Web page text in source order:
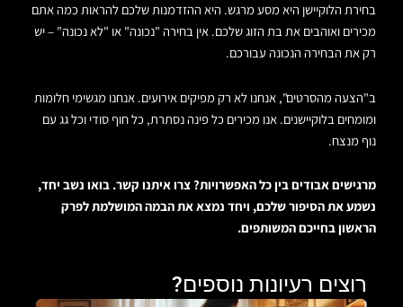
בחירת הלוקיישן היא מסע מרגש. היא ההזדמנות שלכם להראות כמה אתם
מכירים ואוהבים את בת הזוג שלכם. אין בחירה "נכונה" או "לא נכונה" – יש
רק את הבחירה הנכונה עבורכם.
ב"הצעה מהסרטים", אנחנו לא רק מפיקים אירועים. אנחנו מגשימי חלומות
ומומחים בלוקיישנים. אנו מכירים כל פינה נסתרת, כל חוף סודי וכל גג עם
נוף מנצח.
מרגישים אבודים בין כל האפשרויות? צרו איתנו קשר. בואו נשב יחד,
נשמע את הסיפור שלכם, ויחד נמצא את הבמה המושלמת לפרק
הראשון בחייכם המשותפים.
רוצים רעיונות נוספים?